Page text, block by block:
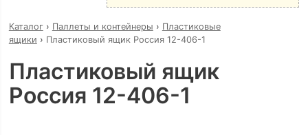
Каталог› Паллеты и контейнеры › Пластиковые
ящики › Пластиковый ящик Россия 12-406-1
Пластиковый ящик
Россия 12-406-1